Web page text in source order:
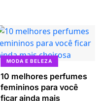
MODA E BELEZA
10 melhores perfumes
femininos para você
ficar ainda mais